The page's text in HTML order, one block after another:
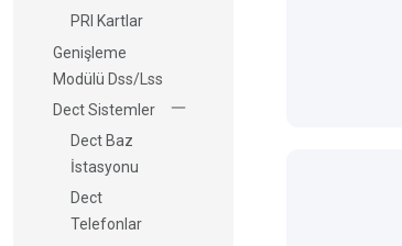
PRI Kartlar
Genişleme
Modülü Dss/Lss
Dect Sistemler
Dect Baz
İstasyonu
Dect
Telefonlar